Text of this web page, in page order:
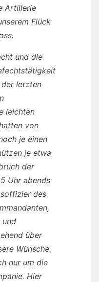
Artillerie
Flück
und die
letzten
leichten
von
je einen
je etwa
der
Uhr abends
des
und
über
Wünsche.
nur um die
Hier